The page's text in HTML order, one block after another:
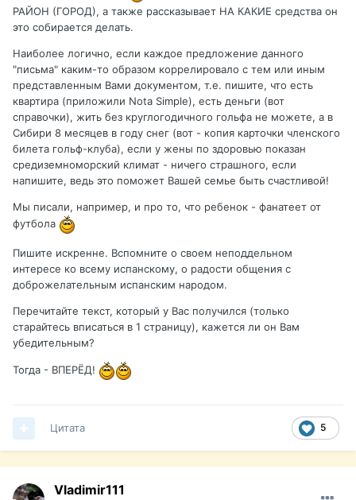
РАЙОН (ГОРОД), а также рассказывает НА КАКИЕ средства он
это собирается делать.
Наиболее логично, если каждое предложение данного
"письма" каким-то образом коррелировало с тем или иным
представленным Вами документом, т.е. пишите, что есть
квартира (приложили Nota Simple), есть деньги (вот
справочки), жить без круглогодичного гольфа не можете, а в
Сибири 8 месяцев в году снег (вот - копия карточки членского
билета гольф-клуба), если у жены по здоровью показан
средиземноморский климат - ничего страшного, если
напишите, ведь это поможет Вашей семье быть счастливой!
Мы писали, например, и про то, что ребенок - фанатеет от
футбола
Пишите искренне. Вспомните о своем неподдельном
интересе ко всему испанскому, о радости общения с
доброжелательным испанским народом.
Перечитайте текст, который у Вас получился (только
старайтесь вписаться в 1 страницу), кажется ли он Вам
убедительным?
Тогда - ВПЕРЁД!
5
Цитата
Vladimir111